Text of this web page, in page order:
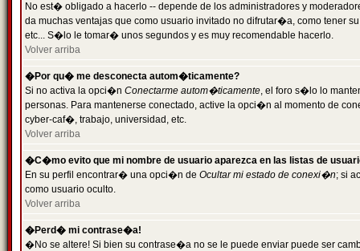
No est� obligado a hacerlo -- depende de los administradores y
da muchas ventajas que como usuario invitado no difrutar�a, como tener
etc... S�lo le tomar� unos segundos y es muy recomendable hacerlo.
Volver arriba
�Por qu� me desconecta autom�ticamente?
Si no activa la opci�n Conectarme autom�ticamente, el foro s�lo lo
personas. Para mantenerse conectado, active la opci�n al momento de
cyber-caf�, trabajo, universidad, etc.
Volver arriba
�C�mo evito que mi nombre de usuario aparezca en las listas de
En su perfil encontrar� una opci�n de Ocultar mi estado de conexi�n; si
como usuario oculto.
Volver arriba
�Perd� mi contrase�a!
�No se altere! Si bien su contrase�a no se le puede enviar puede ser